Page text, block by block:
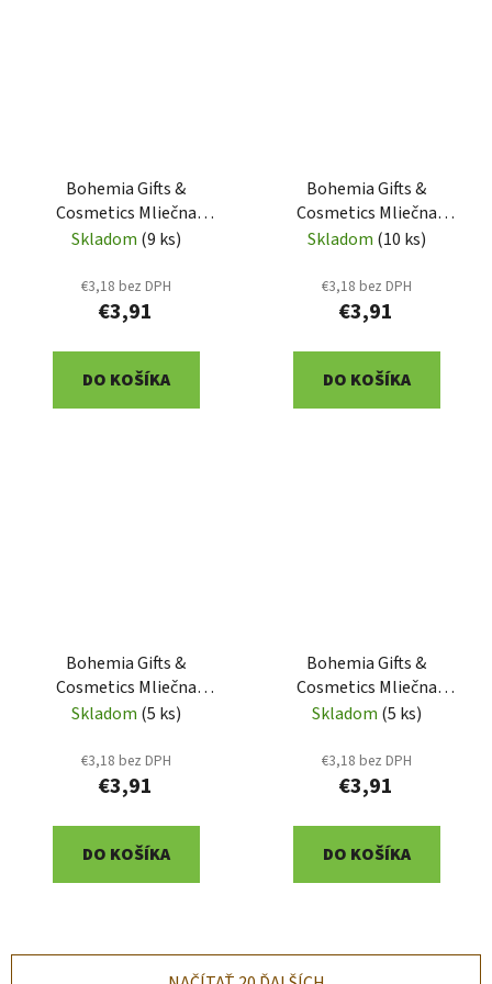
Bohemia Gifts &
Cosmetics Mliečna
čokoláda 100 g pre muža
(BC250236)
Skladom (9 ks)
€3,18 bez DPH
€3,91
DO KOŠÍKA
Bohemia Gifts &
Cosmetics Mliečna
čokoláda 100 g pre muža
(BC250235)
Skladom (10 ks)
€3,18 bez DPH
€3,91
DO KOŠÍKA
Bohemia Gifts &
Cosmetics Mliečna
čokoláda 100 g pre muža
(BC250234)
Skladom (5 ks)
€3,18 bez DPH
€3,91
DO KOŠÍKA
Bohemia Gifts &
Cosmetics Mliečna
čokoláda 100 g pre muža
(BC250233)
Skladom (5 ks)
€3,18 bez DPH
€3,91
DO KOŠÍKA